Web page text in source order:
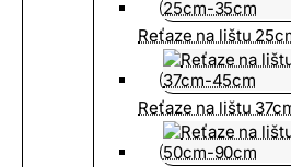
Reťaze na lištu
Reťaze na lištu